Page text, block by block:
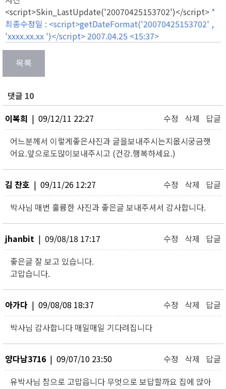
<script>Skin_LastUpdate('20070425153702')</script> *
최종수정일 : <script>getDateFormat('20070425153702' ,
'xxxx.xx.xx ')</script> 2007.04.25 <15:37>
댓글 10
수정
삭제 답글
이복희 | 09/12/11 22:27
어느분께서 이렇게좋은사진과 글을보내주시는지몺시궁금햇
어요.앞으로도많이보내주시고 (건강.행복하세요.)
수정 삭제 답글
김 찬호 | 09/11/26 12:27
박사님 매번 훌륭한 사진과 좋은글 보내주셔서 감사합니다.
수정 삭제 답글
jhanbit | 09/08/18 17:17
좋은글 잘 보고 있습니다.
고맙습니다.
수정 삭제 답글
아가다 | 09/08/08 18:37
박사님 감사합니다 매일매일 기다려집니다
수정 삭제 답글
양다남3716 | 09/07/10 23:50
유박사님 참으로 고맙읍니다 무엇으로 보답할까요 집에 앉아